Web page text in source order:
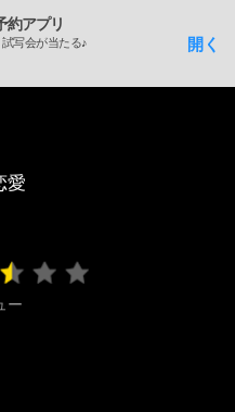
約アプリ
写会が当たる♪ 開く
愛
ー